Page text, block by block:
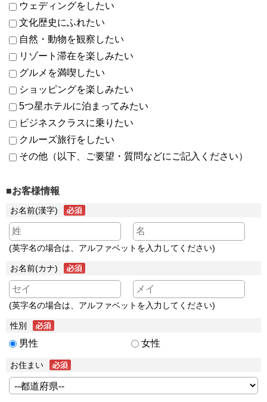
ウェディングをしたい
文化歴史にふれたい
自然・動物を観察したい
リゾート滞在を楽しみたい
グルメを満喫したい
ショッピングを楽しみたい
5つ星ホテルに泊まってみたい
ビジネスクラスに乗りたい
クルーズ旅行をしたい
その他（以下、ご要望・質問などにご記入ください）
■お客様情報
お名前(漢字)
(英字名の場合は、アルファベットを入力してください)
お名前(カナ)
(英字名の場合は、アルファベットを入力してください)
性別
男性 女性
お住まい